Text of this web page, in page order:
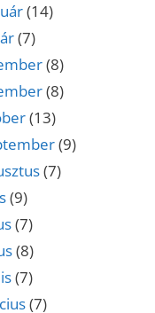
(14)
(7)
(8)
(8)
(13)
(9)
(7)
(9)
(7)
(8)
(7)
(7)